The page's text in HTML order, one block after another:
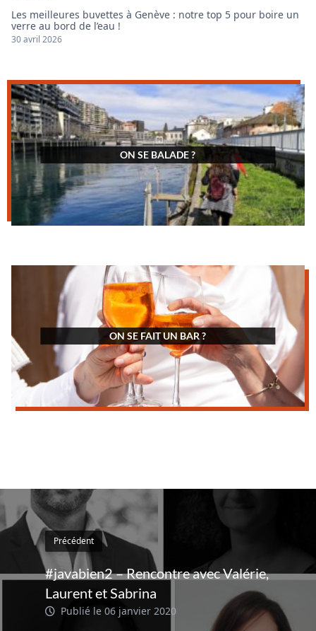
Les meilleures buvettes à Genève : notre top 5 pour boire un
verre au bord de l’eau !
30 avril 2026
ON SE BALADE ?
ON SE FAIT UN BAR ?
Précédent
#javabien2 – Rencontre avec Valérie,
Laurent et Sabrina
Publié le 06 janvier 2020